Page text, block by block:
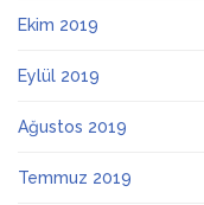
Ekim 2019
Eylül 2019
Ağustos 2019
Temmuz 2019